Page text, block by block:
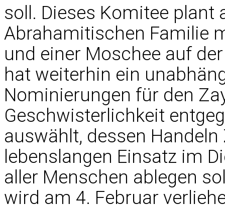
soll. Dieses Komitee plant
Abrahamitischen Familie
und einer Moschee auf
hat weiterhin ein
Nominierungen für den
Geschwisterlichkeit
auswählt, dessen
lebenslangen Einsatz im
aller Menschen ablegen
wird am 4. Februar